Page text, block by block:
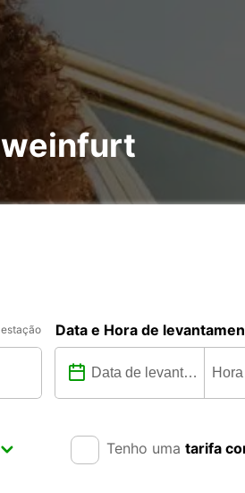
Data e Hora de
Tenho uma tarifa